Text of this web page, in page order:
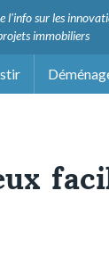
l'info sur les
immobiliers